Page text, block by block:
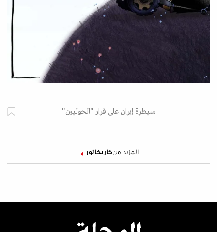
سيطرة إيران على قرار "الحوثيين"
المزيد منكاريكاتور